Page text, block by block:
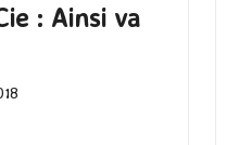
: Ainsi va